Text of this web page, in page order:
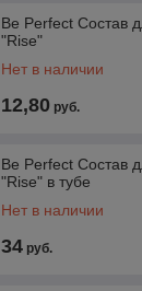
Be Perfect Состав
"Rise"
Нет в наличии
12,80 руб.
Be Perfect Состав
"Rise" в тубе
Нет в наличии
34 руб.